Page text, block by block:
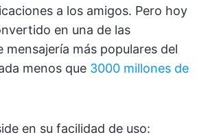
a los amigos. Pero hoy
en una de las
mensajería más populares del
menos que 3000 millones de
en su facilidad de uso: